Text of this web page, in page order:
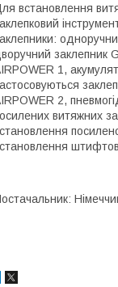
встановлення
заклепник
1,
2,
витяжних